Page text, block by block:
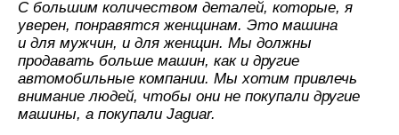
С большим количеством деталей, которые, я
уверен, понравятся женщинам. Это машина
и для мужчин, и для женщин. Мы должны
продавать больше машин, как и другие
автомобильные компании. Мы хотим привлечь
внимание людей, чтобы они не покупали другие
машины, а покупали Jaguar.